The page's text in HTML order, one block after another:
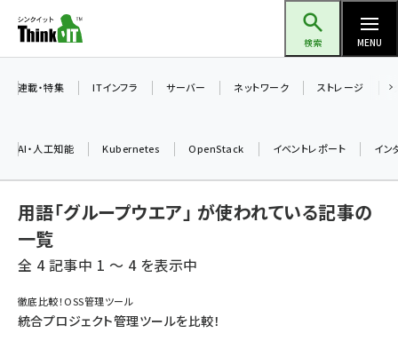
ン
ツ
検索 MENU
ai (2497)
iot女子会 (2281)
北海道をのんびり旅する晴山佳須夫のヒント集！ (2037)
drupal (1956)
連載・特集 ITインフラ サーバー ネットワーク ストレージ
AI・人工知能 Kubernetes OpenStack イベントレポート イン
用語「グループウエア」 が使われている記事の
一覧
全 4 記事中 1 ～ 4 を表示中
徹底比較！OSS管理ツール
統合プロジェクト管理ツールを比較！